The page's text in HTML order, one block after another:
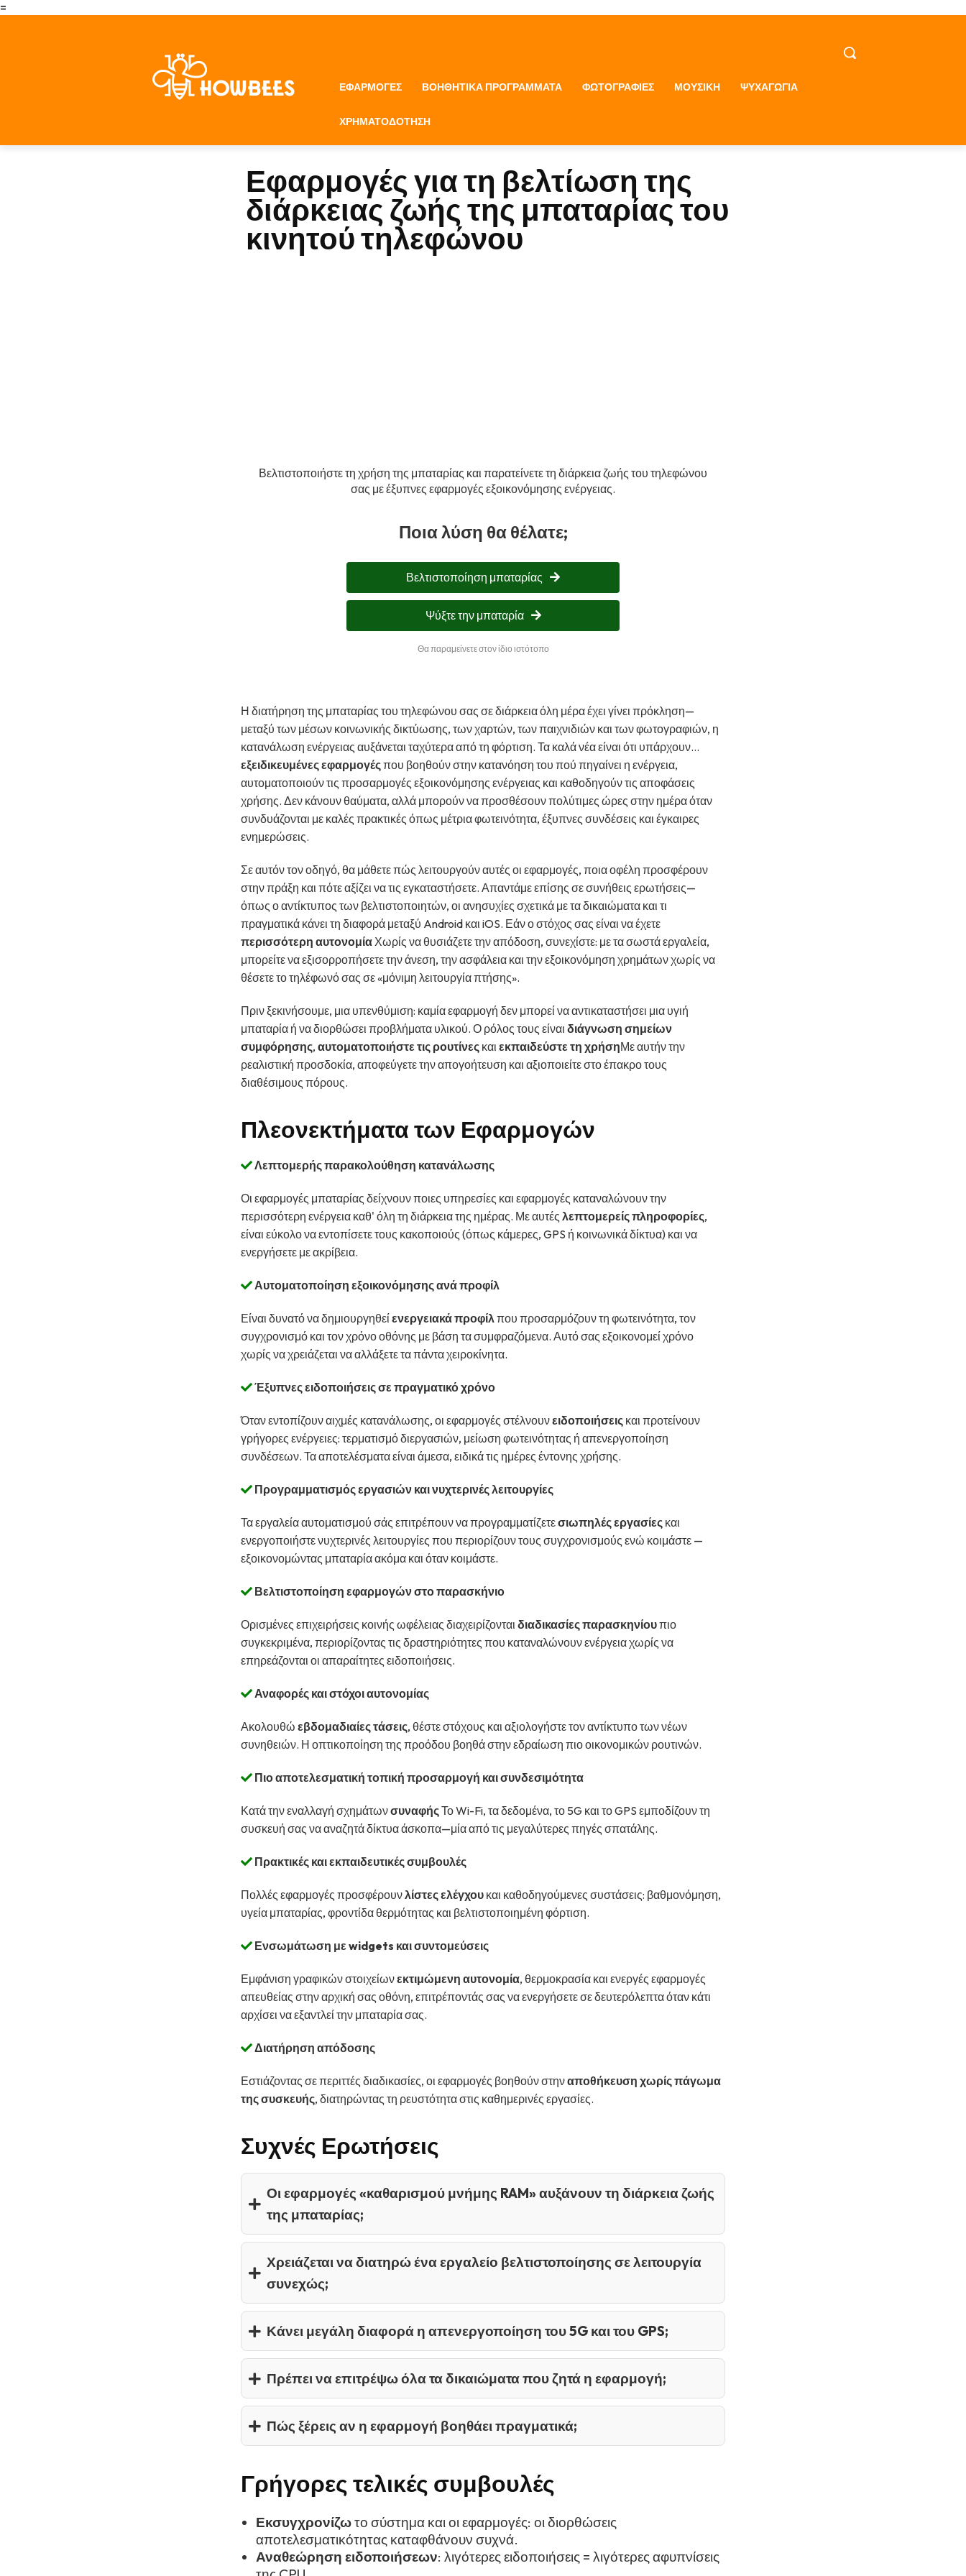
=
ΕΦΑΡΜΟΓΈΣ ΒΟΗΘΗΤΙΚΆ ΠΡΟΓΡΆΜΜΑΤΑ ΦΩΤΟΓΡΑΦΊΕΣ ΜΟΥΣΙΚΗ ΨΥΧΑΓΩΓΊΑ
ΧΡΗΜΑΤΟΔΌΤΗΣΗ
Εφαρμογές για τη βελτίωση της
διάρκειας ζωής της μπαταρίας του
κινητού τηλεφώνου
Βελτιστοποιήστε τη χρήση της μπαταρίας και παρατείνετε τη διάρκεια ζωής του τηλεφώνου
σας με έξυπνες εφαρμογές εξοικονόμησης ενέργειας.
Ποια λύση θα θέλατε;
Βελτιστοποίηση μπαταρίας
Ψύξτε την μπαταρία
Θα παραμείνετε στον ίδιο ιστότοπο
Η διατήρηση της μπαταρίας του τηλεφώνου σας σε διάρκεια όλη μέρα έχει γίνει πρόκληση—
μεταξύ των μέσων κοινωνικής δικτύωσης, των χαρτών, των παιχνιδιών και των φωτογραφιών, η
κατανάλωση ενέργειας αυξάνεται ταχύτερα από τη φόρτιση. Τα καλά νέα είναι ότι υπάρχουν...
εξειδικευμένες εφαρμογέςπου βοηθούν στην κατανόηση του πού πηγαίνει η ενέργεια,
αυτοματοποιούν τις προσαρμογές εξοικονόμησης ενέργειας και καθοδηγούν τις αποφάσεις
χρήσης. Δεν κάνουν θαύματα, αλλά μπορούν να προσθέσουν πολύτιμες ώρες στην ημέρα όταν
συνδυάζονται με καλές πρακτικές όπως μέτρια φωτεινότητα, έξυπνες συνδέσεις και έγκαιρες
ενημερώσεις.
Σε αυτόν τον οδηγό, θα μάθετε πώς λειτουργούν αυτές οι εφαρμογές, ποια οφέλη προσφέρουν
στην πράξη και πότε αξίζει να τις εγκαταστήσετε. Απαντάμε επίσης σε συνήθεις ερωτήσεις—
όπως ο αντίκτυπος των βελτιστοποιητών, οι ανησυχίες σχετικά με τα δικαιώματα και τι
πραγματικά κάνει τη διαφορά μεταξύ Android και iOS. Εάν ο στόχος σας είναι να έχετε
περισσότερη αυτονομίαΧωρίς να θυσιάζετε την απόδοση, συνεχίστε: με τα σωστά εργαλεία,
μπορείτε να εξισορροπήσετε την άνεση, την ασφάλεια και την εξοικονόμηση χρημάτων χωρίς να
θέσετε το τηλέφωνό σας σε «μόνιμη λειτουργία πτήσης».
Πριν ξεκινήσουμε, μια υπενθύμιση: καμία εφαρμογή δεν μπορεί να αντικαταστήσει μια υγιή
μπαταρία ή να διορθώσει προβλήματα υλικού. Ο ρόλος τους είναιδιάγνωση σημείων
συμφόρησης,αυτοματοποιήστε τις ρουτίνες καιεκπαιδεύστε τη χρήσηΜε αυτήν την
ρεαλιστική προσδοκία, αποφεύγετε την απογοήτευση και αξιοποιείτε στο έπακρο τους
διαθέσιμους πόρους.
Πλεονεκτήματα των Εφαρμογών
Λεπτομερής παρακολούθηση κατανάλωσης
Οι εφαρμογές μπαταρίας δείχνουν ποιες υπηρεσίες και εφαρμογές καταναλώνουν την
περισσότερη ενέργεια καθ' όλη τη διάρκεια της ημέρας. Με αυτέςλεπτομερείς πληροφορίες,
είναι εύκολο να εντοπίσετε τους κακοποιούς (όπως κάμερες, GPS ή κοινωνικά δίκτυα) και να
ενεργήσετε με ακρίβεια.
Αυτοματοποίηση εξοικονόμησης ανά προφίλ
Είναι δυνατό να δημιουργηθείενεργειακά προφίλπου προσαρμόζουν τη φωτεινότητα, τον
συγχρονισμό και τον χρόνο οθόνης με βάση τα συμφραζόμενα. Αυτό σας εξοικονομεί χρόνο
χωρίς να χρειάζεται να αλλάξετε τα πάντα χειροκίνητα.
Έξυπνες ειδοποιήσεις σε πραγματικό χρόνο
Όταν εντοπίζουν αιχμές κατανάλωσης, οι εφαρμογές στέλνουνειδοποιήσεις και προτείνουν
γρήγορες ενέργειες: τερματισμό διεργασιών, μείωση φωτεινότητας ή απενεργοποίηση
συνδέσεων. Τα αποτελέσματα είναι άμεσα, ειδικά τις ημέρες έντονης χρήσης.
Προγραμματισμός εργασιών και νυχτερινές λειτουργίες
Τα εργαλεία αυτοματισμού σάς επιτρέπουν να προγραμματίζετεσιωπηλές εργασίες και
ενεργοποιήστε νυχτερινές λειτουργίες που περιορίζουν τους συγχρονισμούς ενώ κοιμάστε —
εξοικονομώντας μπαταρία ακόμα και όταν κοιμάστε.
Βελτιστοποίηση εφαρμογών στο παρασκήνιο
Ορισμένες επιχειρήσεις κοινής ωφέλειας διαχειρίζονταιδιαδικασίες παρασκηνίουπιο
συγκεκριμένα, περιορίζοντας τις δραστηριότητες που καταναλώνουν ενέργεια χωρίς να
επηρεάζονται οι απαραίτητες ειδοποιήσεις.
Αναφορές και στόχοι αυτονομίας
Ακολουθώεβδομαδιαίες τάσεις, θέστε στόχους και αξιολογήστε τον αντίκτυπο των νέων
συνηθειών. Η οπτικοποίηση της προόδου βοηθά στην εδραίωση πιο οικονομικών ρουτινών.
Πιο αποτελεσματική τοπική προσαρμογή και συνδεσιμότητα
Κατά την εναλλαγή σχημάτωνσυναφήςΤο Wi-Fi, τα δεδομένα, το 5G και το GPS εμποδίζουν τη
συσκευή σας να αναζητά δίκτυα άσκοπα—μία από τις μεγαλύτερες πηγές σπατάλης.
Πρακτικές και εκπαιδευτικές συμβουλές
Πολλές εφαρμογές προσφέρουνλίστες ελέγχου και καθοδηγούμενες συστάσεις: βαθμονόμηση,
υγεία μπαταρίας, φροντίδα θερμότητας και βελτιστοποιημένη φόρτιση.
Ενσωμάτωση με widgets και συντομεύσεις
Εμφάνιση γραφικών στοιχείωνεκτιμώμενη αυτονομία, θερμοκρασία και ενεργές εφαρμογές
απευθείας στην αρχική σας οθόνη, επιτρέποντάς σας να ενεργήσετε σε δευτερόλεπτα όταν κάτι
αρχίσει να εξαντλεί την μπαταρία σας.
Διατήρηση απόδοσης
Εστιάζοντας σε περιττές διαδικασίες, οι εφαρμογές βοηθούν στηναποθήκευση χωρίς πάγωμα
της συσκευής, διατηρώντας τη ρευστότητα στις καθημερινές εργασίες.
Συχνές Ερωτήσεις
Οι εφαρμογές «καθαρισμού μνήμης RAM» αυξάνουν τη διάρκεια ζωής
της μπαταρίας;
Χρειάζεται να διατηρώ ένα εργαλείο βελτιστοποίησης σε λειτουργία
συνεχώς;
Κάνει μεγάλη διαφορά η απενεργοποίηση του 5G και του GPS;
Πρέπει να επιτρέψω όλα τα δικαιώματα που ζητά η εφαρμογή;
Πώς ξέρεις αν η εφαρμογή βοηθάει πραγματικά;
Γρήγορες τελικές συμβουλές
Εκσυγχρονίζωτο σύστημα και οι εφαρμογές: οι διορθώσεις
αποτελεσματικότητας καταφθάνουν συχνά.
Αναθεώρηση ειδοποιήσεων: λιγότερες ειδοποιήσεις = λιγότερες αφυπνίσεις